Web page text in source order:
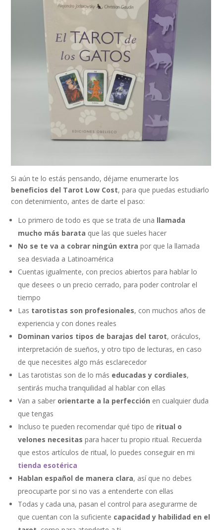
Si aún te lo estás pensando, déjame enumerarte los
beneficios del Tarot Low Cost, para que puedas estudiarlo
con detenimiento, antes de darte el paso:
Lo primero de todo es que se trata de una llamada
mucho más barata que las que sueles hacer
No se te va a cobrar ningún extra por que la llamada
sea desviada a Latinoamérica
Cuentas igualmente, con precios abiertos para hablar lo
que desees o un precio cerrado, para poder controlar el
tiempo
Las tarotistas son profesionales, con muchos años de
experiencia y con dones reales
Dominan varios tipos de barajas del tarot, oráculos,
interpretación de sueños, y otro tipo de lecturas, en caso
de que necesites algo más esclarecedor
Las tarotistas son de lo más educadas y cordiales,
sentirás mucha tranquilidad al hablar con ellas
Van a saber orientarte a la perfección en cualquier duda
que tengas
Incluso te pueden recomendar qué tipo de ritual o
velones necesitas para hacer tu propio ritual. Recuerda
que estos artículos de ritual, lo puedes conseguir en mi
tienda esotérica
Hablan español de manera clara, así que no debes
preocuparte por si no vas a entenderte con ellas
Todas y cada una, pasan el control para asegurarme de
que cuentan con la suficiente capacidad y habilidad en el